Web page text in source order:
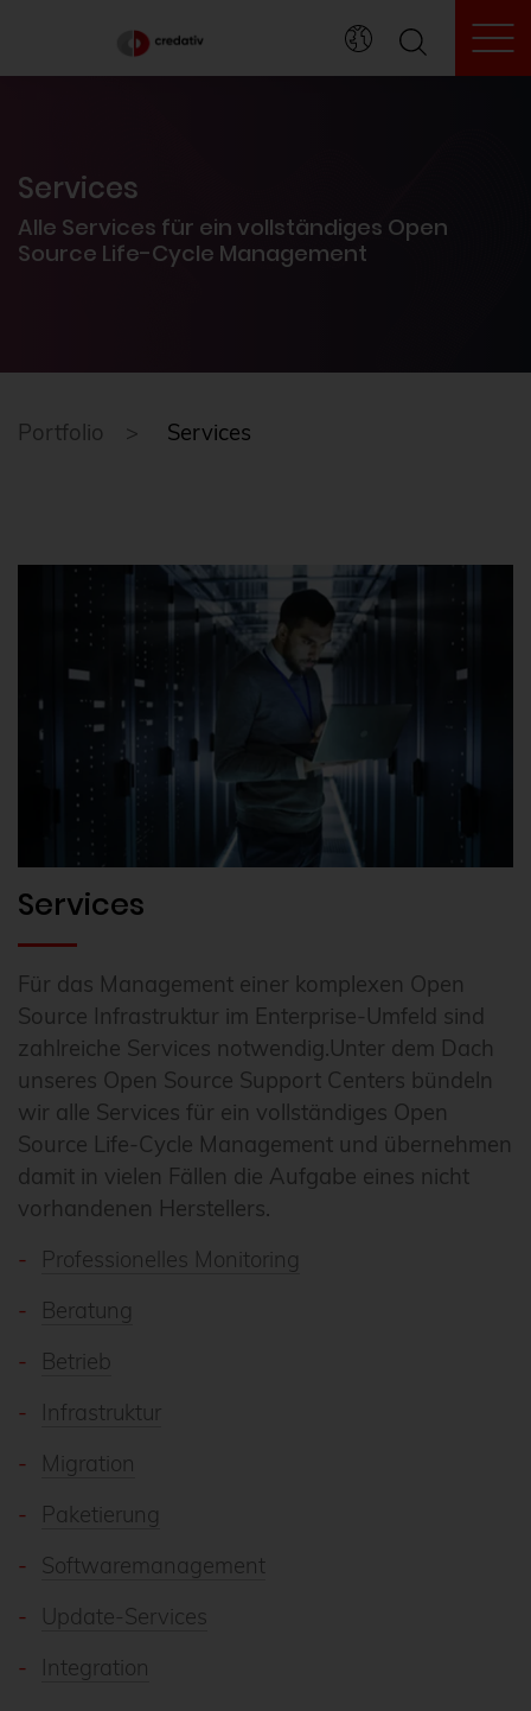
Services
Alle Services für ein vollständiges Open
Source Life-Cycle Management
Portfolio Services
Services
Für das Management einer komplexen Open
Source Infrastruktur im Enterprise-Umfeld sind
zahlreiche Services notwendig.Unter dem Dach
unseres Open Source Support Centers bündeln
wir alle Services für ein vollständiges Open
Source Life-Cycle Management und übernehmen
damit in vielen Fällen die Aufgabe eines nicht
vorhandenen Herstellers.
Professionelles Monitoring
Beratung
Betrieb
Infrastruktur
Migration
Paketierung
Softwaremanagement
Update-Services
Integration